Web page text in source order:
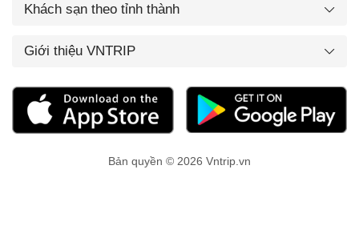
Khách sạn theo tỉnh thành
Giới thiệu VNTRIP
Bản quyền © 2026 Vntrip.vn